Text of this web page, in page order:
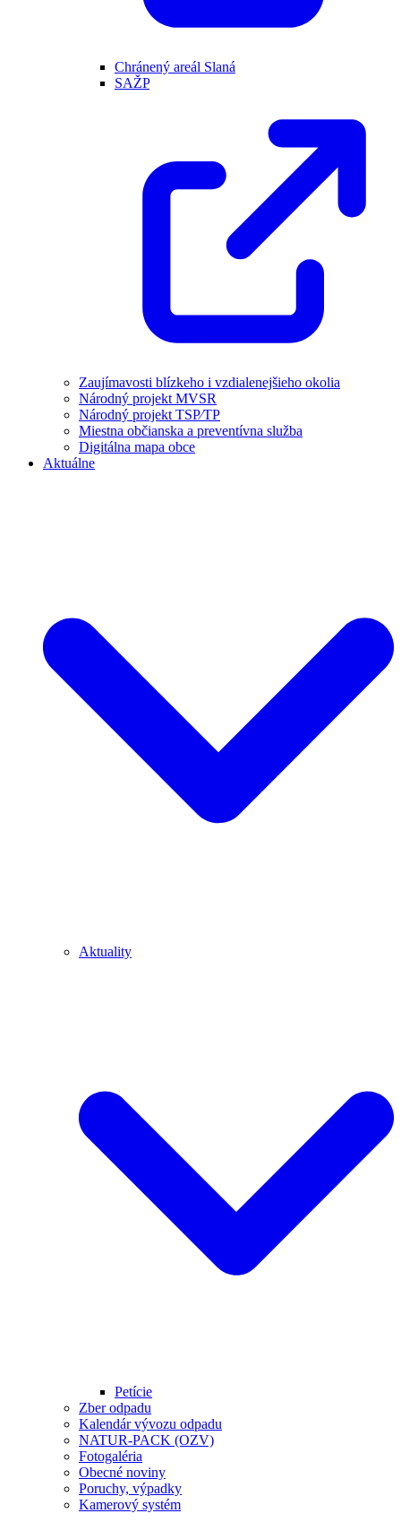
Chránený areál Slaná
SAŽP
Zaujímavosti blízkeho i vzdialenejšieho okolia
Národný projekt MVSR
Národný projekt TSP⁄TP
Miestna občianska a preventívna služba
Digitálna mapa obce
Aktuálne
Aktuality
Petície
Zber odpadu
Kalendár vývozu odpadu
NATUR-PACK (OZV)
Fotogaléria
Obecné noviny
Poruchy, výpadky
Kamerový systém